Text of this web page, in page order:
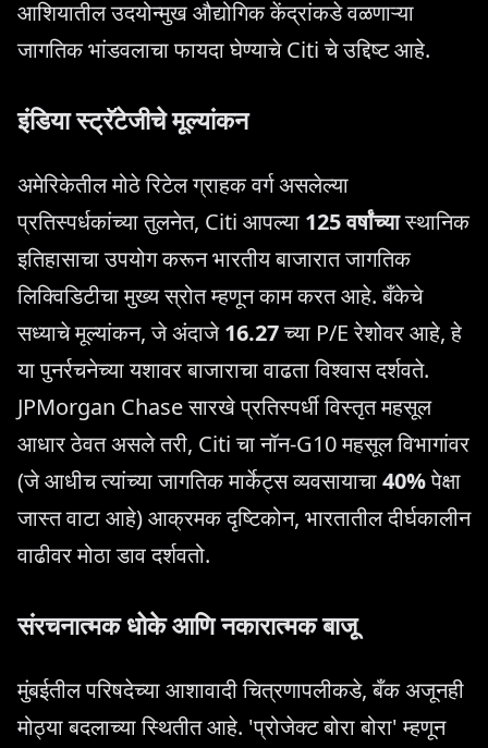
आशियातील उदयोन्मुख औद्योगिक केंद्रांकडे वळणाऱ्या
जागतिक भांडवलाचा फायदा घेण्याचे Citi चे उद्दिष्ट आहे.
इंडिया स्ट्रॅटेजीचे मूल्यांकन
अमेरिकेतील मोठे रिटेल ग्राहक वर्ग असलेल्या
प्रतिस्पर्धकांच्या तुलनेत, Citi आपल्या 125 वर्षांच्यास्थानिक
इतिहासाचा उपयोग करून भारतीय बाजारात जागतिक
लिक्विडिटीचा मुख्य स्रोत म्हणून काम करत आहे. बँकेचे
सध्याचे मूल्यांकन, जे अंदाजे16.27च्या P/E रेशोवर आहे, हे
या पुनर्रचनेच्या यशावर बाजाराचा वाढता विश्वास दर्शवते.
JPMorgan Chase सारखे प्रतिस्पर्धी विस्तृत महसूल
आधार ठेवत असले तरी, Citi चा नॉन-G10 महसूल विभागांवर
(जे आधीच त्यांच्या जागतिक मार्केट्स व्यवसायाचा40%पेक्षा
जास्त वाटा आहे) आक्रमक दृष्टिकोन, भारतातील दीर्घकालीन
वाढीवर मोठा डाव दर्शवतो.
संरचनात्मक धोके आणि नकारात्मक बाजू
मुंबईतील परिषदेच्या आशावादी चित्रणापलीकडे, बँक अजूनही
मोठ्या बदलाच्या स्थितीत आहे. 'प्रोजेक्ट बोरा बोरा' म्हणून